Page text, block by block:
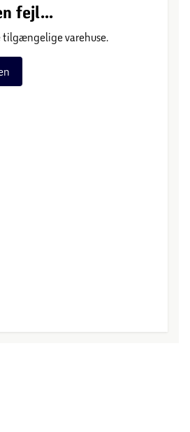
fejl...
tilgængelige varehuse.